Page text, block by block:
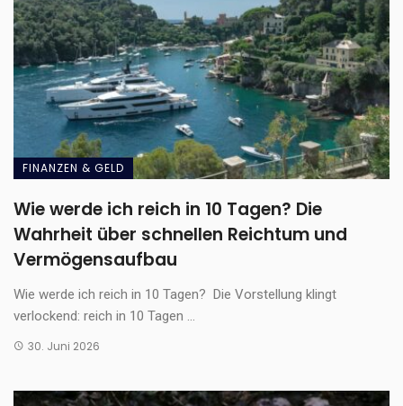
FINANZEN & GELD
Wie werde ich reich in 10 Tagen? Die
Wahrheit über schnellen Reichtum und
Vermögensaufbau
Wie werde ich reich in 10 Tagen? Die Vorstellung klingt
verlockend: reich in 10 Tagen ...
30. Juni 2026